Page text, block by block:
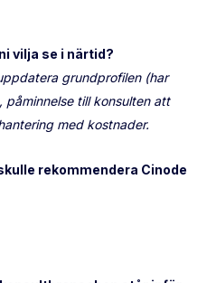
vilja se i närtid?
grundprofilen (har
påminnelse till konsulten att
med kostnader.
rekommendera Cinode